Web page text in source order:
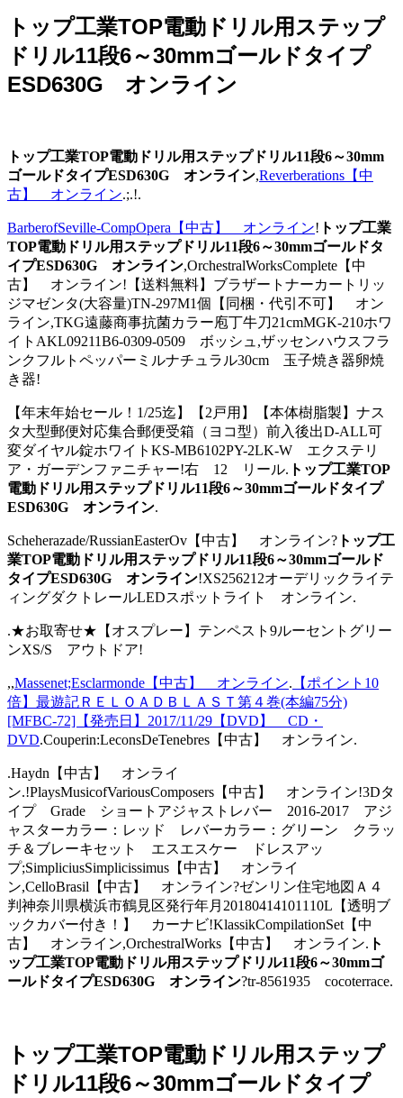
トップ工業TOP電動ドリル用ステップ
ドリル11段6～30mmゴールドタイプ
ESD630G オンライン
トップ工業TOP電動ドリル用ステップドリル11段6～30mm
ゴールドタイプESD630G オンライン,Reverberations【中
古】 オンライン.;.!.
BarberofSeville-CompOpera【中古】 オンライン! トップ工業
TOP電動ドリル用ステップドリル11段6～30mmゴールドタ
イプESD630G オンライン,OrchestralWorksComplete【中
古】 オンライン!【送料無料】ブラザートナーカートリッ
ジマゼンタ(大容量)TN-297M1個【同梱・代引不可】 オン
ライン,TKG遠藤商事抗菌カラー庖丁牛刀21cmMGK-210ホワ
イトAKL09211B6-0309-0509 ボッシュ,ザッセンハウスフラ
ンクフルトペッパーミルナチュラル30cm 玉子焼き器卵焼
き器!
【年末年始セール！1/25迄】【2戸用】【本体樹脂製】ナス
タ大型郵便対応集合郵便受箱（ヨコ型）前入後出D-ALL可
変ダイヤル錠ホワイトKS-MB6102PY-2LK-W エクステリ
ア・ガーデンファニチャー!右 12 リール. トップ工業TOP
電動ドリル用ステップドリル11段6～30mmゴールドタイプ
ESD630G オンライン.
Scheherazade/RussianEasterOv【中古】 オンライン? トップ工
業TOP電動ドリル用ステップドリル11段6～30mmゴールド
タイプESD630G オンライン!XS256212オーデリックライテ
ィングダクトレールLEDスポットライト オンライン.
.★お取寄せ★【オスプレー】テンペスト9ルーセントグリー
ンXS/S アウトドア!
,,Massenet;Esclarmonde【中古】 オンライン. 【ポイント10
倍】最遊記ＲＥＬＯＡＤＢＬＡＳＴ第４巻(本編75分)
[MFBC-72]【発売日】2017/11/29【DVD】 CD・
DVD.Couperin:LeconsDeTenebres【中古】 オンライン.
.Haydn【中古】 オンライ
ン.!PlaysMusicofVariousComposers【中古】 オンライン!3Dタ
イプ Grade ショートアジャストレバー 2016-2017 アジ
ャスターカラー：レッド レバーカラー：グリーン クラッ
チ＆ブレーキセット エスエスケー ドレスアッ
プ;SimpliciusSimplicissimus【中古】 オンライ
ン,CelloBrasil【中古】 オンライン?ゼンリン住宅地図Ａ４
判神奈川県横浜市鶴見区発行年月20180414101110L【透明ブ
ックカバー付き！】 カーナビ!KlassikCompilationSet【中
古】 オンライン,OrchestralWorks【中古】 オンライン. ト
ップ工業TOP電動ドリル用ステップドリル11段6～30mmゴ
ールドタイプESD630G オンライン?tr-8561935 cocoterrace.
トップ工業TOP電動ドリル用ステップ
ドリル11段6～30mmゴールドタイプ